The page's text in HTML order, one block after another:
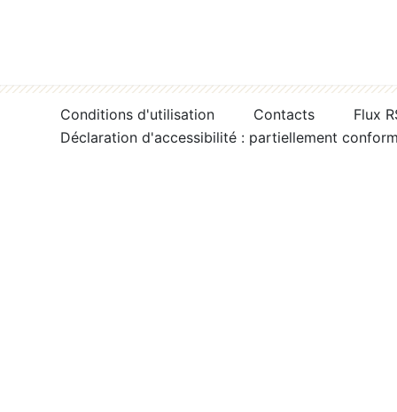
Conditions d'utilisation Contacts
Flux
Déclaration d'accessibilité : partiellement